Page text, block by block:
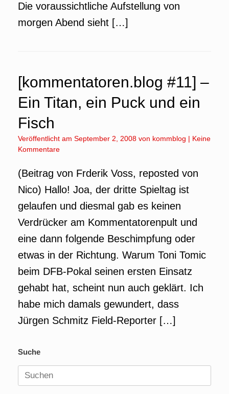
Die voraussichtliche Aufstellung von
morgen Abend sieht […]
[kommentatoren.blog #11] –
Ein Titan, ein Puck und ein
Fisch
Veröffentlicht am September 2, 2008 von kommblog | Keine
Kommentare
(Beitrag von Frderik Voss, reposted von
Nico) Hallo! Joa, der dritte Spieltag ist
gelaufen und diesmal gab es keinen
Verdrücker am Kommentatorenpult und
eine dann folgende Beschimpfung oder
etwas in der Richtung. Warum Toni Tomic
beim DFB-Pokal seinen ersten Einsatz
gehabt hat, scheint nun auch geklärt. Ich
habe mich damals gewundert, dass
Jürgen Schmitz Field-Reporter […]
Suche
Suchen
nach: